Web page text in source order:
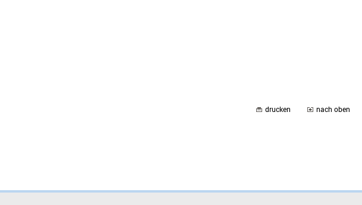
drucken nach oben